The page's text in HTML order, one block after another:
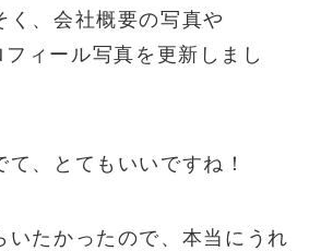
く、会社概要の写真や
ィール写真を更新しまし
、とてもいいですね！
いたかったので、本当にうれ